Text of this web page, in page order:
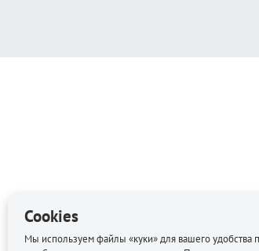
Cookies
Мы используем файлы «куки» для вашего удобства